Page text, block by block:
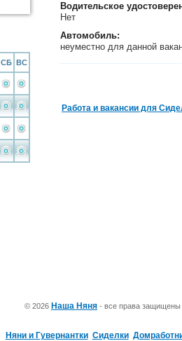
СБ ВС
Водительское
Нет
Автомобиль:
неуместно для данной
Работа и вакансии для
© 2026 Наша Няня - все права
Няни и Гувернантки Сиделки